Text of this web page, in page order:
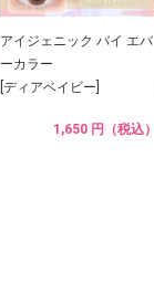
アイジェニック バイ エバ
ーカラー
[ディアベイビー]
1,650 円（税込）